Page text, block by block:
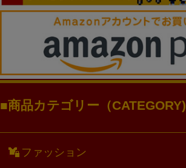
商品カテゴリー（CATEGORY)
ファッション